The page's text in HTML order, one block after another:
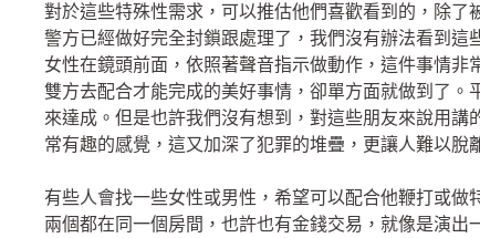
對於這些特殊性需求，可以推估他們喜歡看到的，除了
警方已經做好完全封鎖跟處理了，我們沒有辦法看到
女性在鏡頭前面，依照著聲音指示做動作，這件事情
雙方去配合才能完成的美好事情，卻單方面就做到了
來達成。但是也許我們沒有想到，對這些朋友來說用
常有趣的感覺，這又加深了犯罪的堆疊，更讓人難以脫
有些人會找一些女性或男性，希望可以配合他鞭打或
兩個都在同一個房間，也許也有金錢交易，就像是演出